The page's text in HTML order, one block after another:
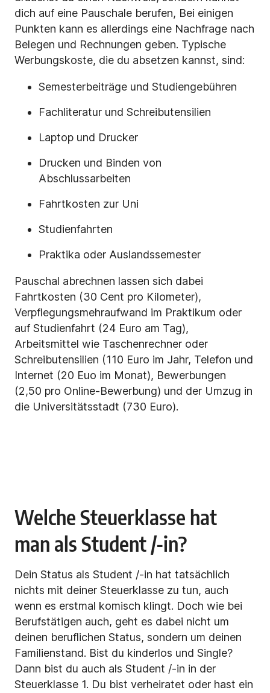
dich auf eine Pauschale berufen, Bei einigen
Punkten kann es allerdings eine Nachfrage nach
Belegen und Rechnungen geben. Typische
Werbungskoste, die du absetzen kannst, sind:
Semesterbeiträge und Studiengebühren
Fachliteratur und Schreibutensilien
Laptop und Drucker
Drucken und Binden von
Abschlussarbeiten
Fahrtkosten zur Uni
Studienfahrten
Praktika oder Auslandssemester
Pauschal abrechnen lassen sich dabei
Fahrtkosten (30 Cent pro Kilometer),
Verpflegungsmehraufwand im Praktikum oder
auf Studienfahrt (24 Euro am Tag),
Arbeitsmittel wie Taschenrechner oder
Schreibutensilien (110 Euro im Jahr, Telefon und
Internet (20 Euo im Monat), Bewerbungen
(2,50 pro Online-Bewerbung) und der Umzug in
die Universitätsstadt (730 Euro).
Welche Steuerklasse hat
man als Student /-in?
Dein Status als Student /-in hat tatsächlich
nichts mit deiner Steuerklasse zu tun, auch
wenn es erstmal komisch klingt. Doch wie bei
Berufstätigen auch, geht es dabei nicht um
deinen beruflichen Status, sondern um deinen
Familienstand. Bist du kinderlos und Single?
Dann bist du auch als Student /-in in der
Steuerklasse 1. Du bist verheiratet oder hast ein